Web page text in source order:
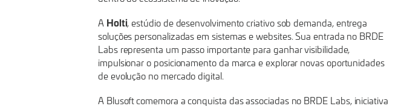
A Holti, estúdio de desenvolvimento criativo sob demanda, entrega
soluções personalizadas em sistemas e websites. Sua entrada no BRDE
Labs representa um passo importante para ganhar visibilidade,
impulsionar o posicionamento da marca e explorar novas oportunidades
de evolução no mercado digital.
A Blusoftcomemora a conquista das associadas no BRDE Labs, iniciativa